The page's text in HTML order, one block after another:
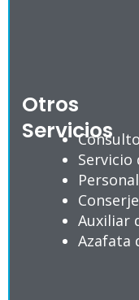
Otros
Servicios
Servicio
Auxiliar
Azafata